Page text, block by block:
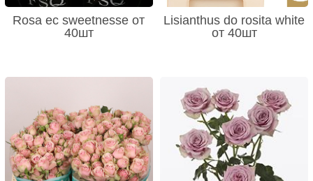
Rosa ec sweetnesse от
40шт
Lisianthus do rosita white
от 40шт